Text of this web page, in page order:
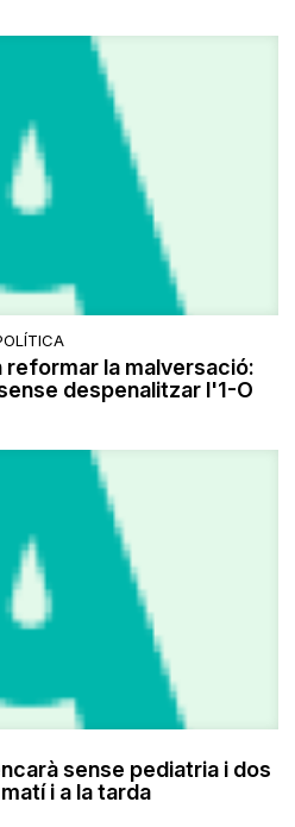
reformar la malversació:
despenalitzar l'1-O
sense pediatria i dos
i a la tarda